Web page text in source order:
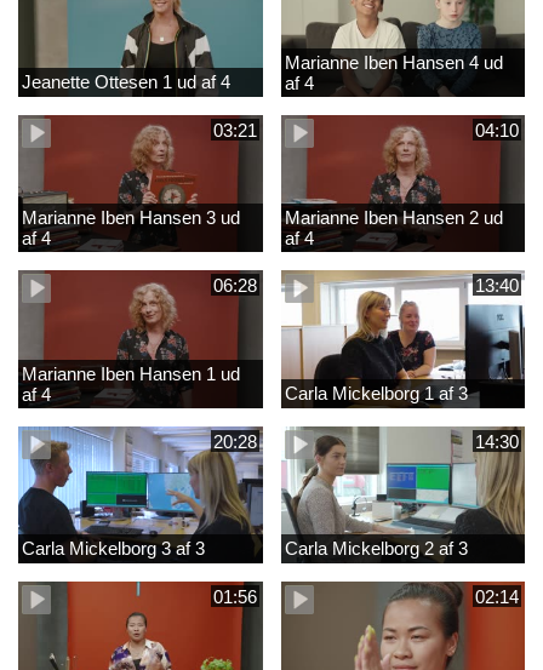
Jeanette Ottesen 1 ud af 4
Marianne Iben Hansen 4 ud
af 4
03:21
Marianne Iben Hansen 3 ud
af 4
04:10
Marianne Iben Hansen 2 ud
af 4
06:28
Marianne Iben Hansen 1 ud
af 4
13:40
Carla Mickelborg 1 af 3
20:28
Carla Mickelborg 3 af 3
14:30
Carla Mickelborg 2 af 3
01:56 02:14